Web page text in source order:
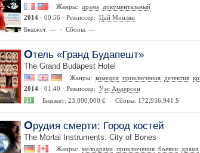
Жанры: драма
документальный
2014 · 00:56 · Режиссер: Цай Минлян
Бюджет: — · Сборы: —
Отель «Гранд Будапешт»
The Grand Budapest Hotel
Жанры: комедия приключения детектив
2014 · 01:40 · Режиссер: Уэс Андерсон
Бюджет: 23,000,000 € · Сборы: 172,936,941 $
Орудия смерти: Город костей
The Mortal Instruments: City of Bones
Жанры: мелодрама приключения боевик драма